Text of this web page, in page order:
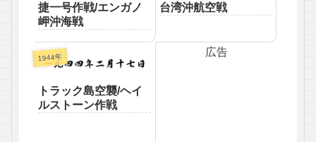
捷一号作戦/エンガノ
岬沖海戦
台湾沖航空戦
1944年
トラック島空襲/ヘイ
ルストーン作戦
広告